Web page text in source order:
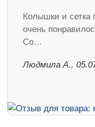
Колышки и
очень
Со…
Людмила А.,